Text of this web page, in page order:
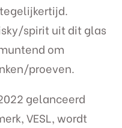
spirit uit dit glas
om
proeven.
gelanceerd
VESL, wordt